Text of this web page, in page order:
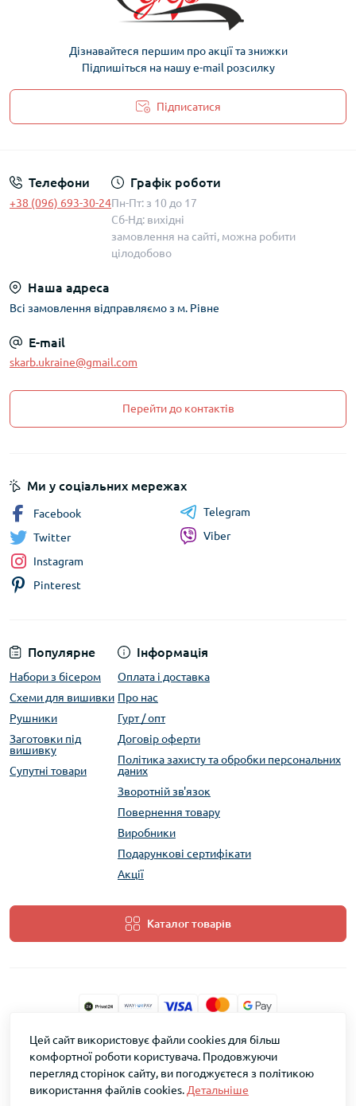
Дізнавайтеся першим про акції та знижки
Підпишіться на нашу e-mail розсилку
Підписатися
Телефони
+38 (096) 693-30-24
Графік роботи
Пн-Пт: з 10 до 17
Сб-Нд: вихідні
замовлення на сайті, можна робити
цілодобово
Наша адреса
Всі замовлення відправляємо з м. Рівне
E-mail
skarb.ukraine@gmail.com
Перейти до контактів
Популярне
Набори з бісером
Схеми для вишивки
Рушники
Заготовки під
вишивку
Супутні товари
Інформація
Оплата і доставка
Про нас
Гурт / опт
Договір оферти
Політика захисту та обробки персональних
даних
Зворотній зв'язок
Повернення товару
Виробники
Подарункові сертифікати
Акції
Каталог товарів
Ми у соціальних мережах
Facebook
Twitter
Instagram
Pinterest
Telegram
Viber
ТМ Скарб © 2026
Цей сайт використовує файли cookies для більш
комфортної роботи користувача. Продовжуючи
перегляд сторінок сайту, ви погоджуєтеся з політикою
використання файлів cookies. Детальніше